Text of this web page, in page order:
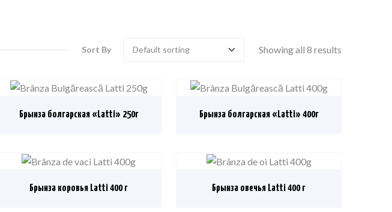
Sort By Showing all 8 results
Брынза болгарская «Latti» 250г Брынза болгарская «Latti» 400г
Брынза коровья Latti 400 г Брынза овечья Latti 400 г